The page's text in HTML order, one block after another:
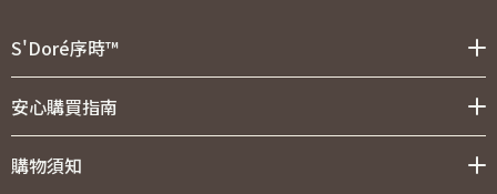
S'Doré序時™
安心購買指南
購物須知